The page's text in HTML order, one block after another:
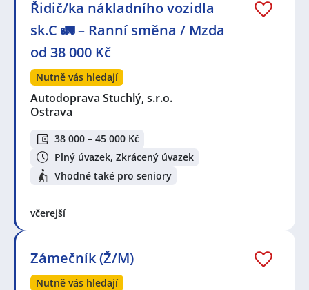
Řidič/ka nákladního vozidla
sk.C 🚛 – Ranní směna / Mzda
od 38 000 Kč
Nutně vás hledají
Autodoprava Stuchlý, s.r.o.
Ostrava
38 000 – 45 000 Kč
Plný úvazek, Zkrácený úvazek
Vhodné také pro seniory
včerejší
Zámečník (Ž/M)
Nutně vás hledají